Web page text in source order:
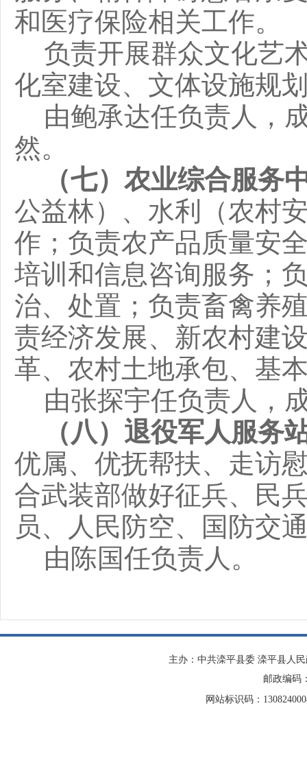
和医疗保险相关工作。
负责开展群众文化艺
化室建设、文体设施规
由鲍承达任负责人，
然。
（七）农业综合服务
公益林） 、水利
（农村
作；负责农产品质量安
培训和信息咨询服务；
治、处置； 负责畜禽养
责经济发展、新农村建
革、农村土地承包、基
由张探宇任负责人，
（八） 退役军人服务
优属、优抚帮扶、走访
合武装部做好征兵、民
员、人民防空、国防交
由陈国任负责人 。
主办：中共滦平县委 滦平县人
邮政编码
网站标识码：